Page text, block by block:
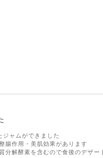
ジャムができました
腸作用・美肌効果があります
分解酵素を含むので食後のデザー